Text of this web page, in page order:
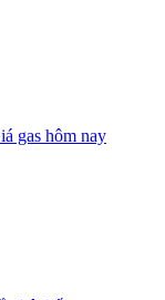
gas hôm nay